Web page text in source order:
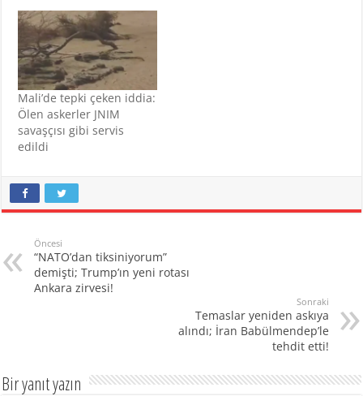
Mali’de tepki çeken iddia:
Ölen askerler JNIM
savaşçısı gibi servis
edildi
Öncesi
“NATO’dan tiksiniyorum”
demişti; Trump’ın yeni rotası
Ankara zirvesi!
Sonraki
Temaslar yeniden askıya
alındı; İran Babülmendep’le
tehdit etti!
Bir yanıt yazın